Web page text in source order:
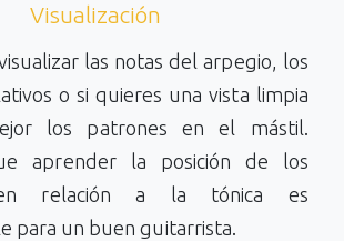
Visualización
las notas del arpegio, los
o si quieres una vista limpia
los patrones en el mástil.
aprender la posición de los
en relación a la tónica es
para un buen guitarrista.